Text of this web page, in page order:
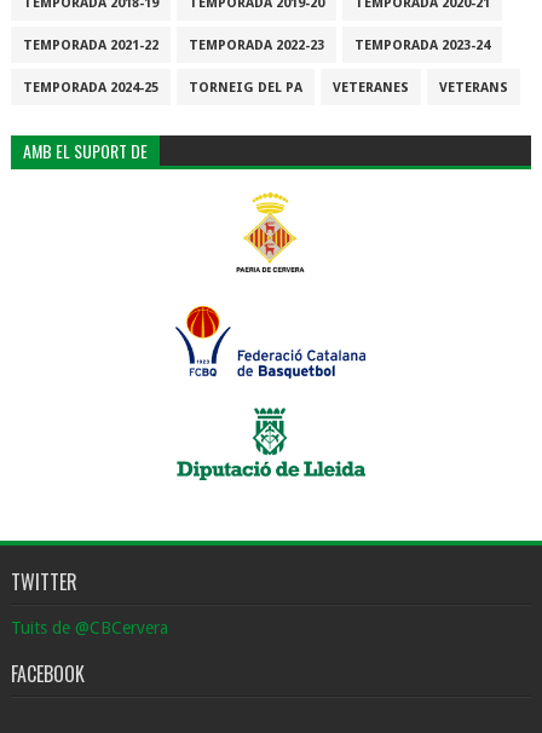
TEMPORADA 2021-22 TEMPORADA 2022-23 TEMPORADA 2023-24
TEMPORADA 2024-25 TORNEIG DEL PA VETERANES VETERANS
AMB EL SUPORT DE
TWITTER
Tuits de @CBCervera
FACEBOOK